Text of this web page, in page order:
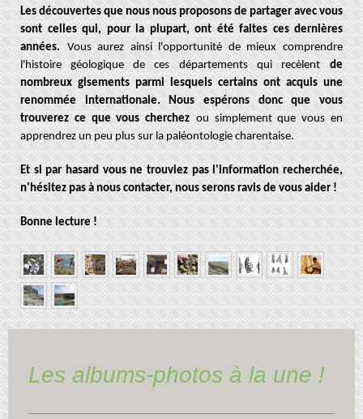
Les découvertes que nous nous proposons de partager avec vous
sont celles qui, pour la plupart, ont été faites ces dernières
années. Vous aurez ainsi l'opportunité de mieux comprendre
l'histoire géologique de ces départements qui recèlent
de
nombreux gisements parmi lesquels certains ont acquis une
renommée internationale. Nous espérons donc que vous
trouverez ce que vous cherchez ou simplement que vous en
apprendrez un peu plus sur la paléontologie charentaise.
Et si par hasard vous ne trouviez pas l'information recherchée,
n'hésitez pas à nous contacter, nous serons ravis de vous aider !
Bonne lecture !
Les albums-photos à la une !